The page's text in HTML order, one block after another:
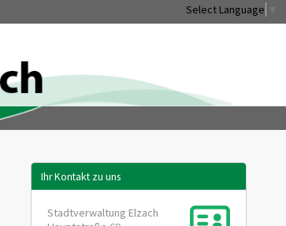
Select Language
Ihr Kontakt zu uns
Stadtverwaltung Elzach